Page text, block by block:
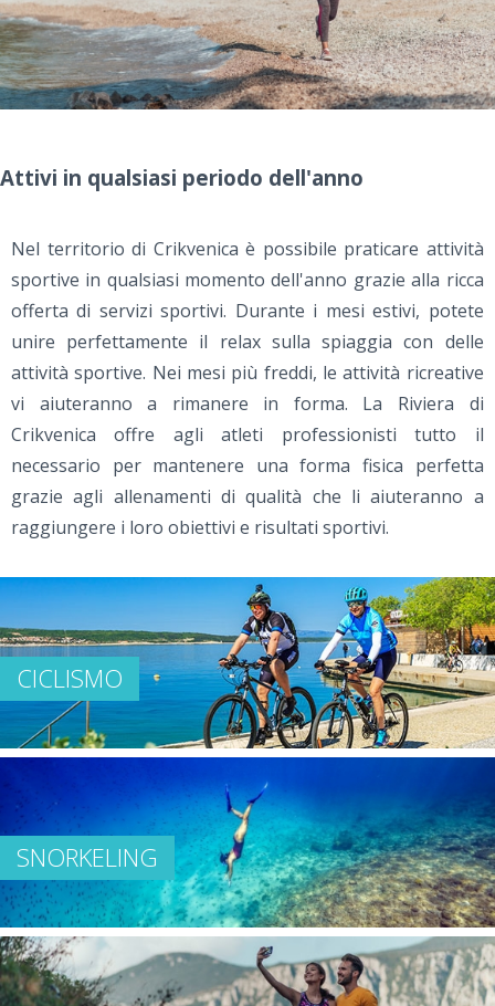
Attivi in qualsiasi periodo dell'anno
Nel territorio di Crikvenica è possibile praticare attività
sportive in qualsiasi momento dell'anno grazie alla ricca
offerta di servizi sportivi. Durante i mesi estivi, potete
unire perfettamente il relax sulla spiaggia con delle
attività sportive. Nei mesi più freddi, le attività ricreative
vi aiuteranno a rimanere in forma. La Riviera di
Crikvenica offre agli atleti professionisti tutto il
necessario per mantenere una forma fisica perfetta
grazie agli allenamenti di qualità che li aiuteranno a
raggiungere i loro obiettivi e risultati sportivi.
CICLISMO
SNORKELING